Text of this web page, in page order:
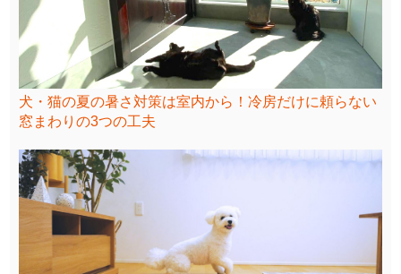
犬・猫の夏の暑さ対策は室内から！冷房だけに頼らない
窓まわりの3つの工夫